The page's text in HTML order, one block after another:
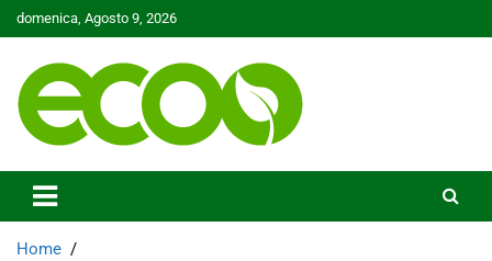
Skip
to
domenica, Agosto 9, 2026
Ecoo.it
Home